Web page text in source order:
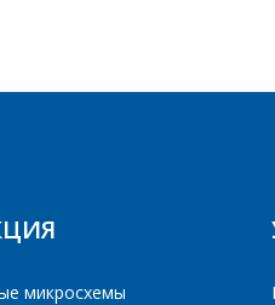
микросхемы
Интересующий товар/услуга